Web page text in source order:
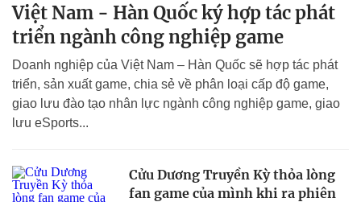
Việt Nam - Hàn Quốc ký hợp tác phát
triển ngành công nghiệp game
Doanh nghiệp của Việt Nam – Hàn Quốc sẽ hợp tác phát
triển, sản xuất game, chia sẻ về phân loại cấp độ game,
giao lưu đào tạo nhân lực ngành công nghiệp game, giao
lưu eSports...
Cửu Dương Truyền Kỳ thỏa lòng
fan game của mình khi ra phiên